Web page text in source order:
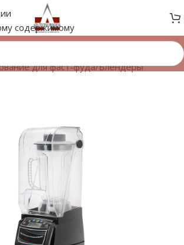
содержимому
для фаст-фуда/Блендеры